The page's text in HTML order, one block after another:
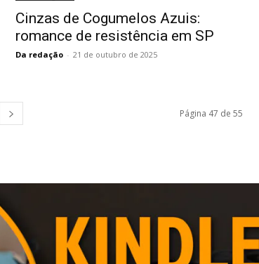
Cinzas de Cogumelos Azuis:
romance de resistência em SP
Da redação - 21 de outubro de 2025
Página 47 de 55